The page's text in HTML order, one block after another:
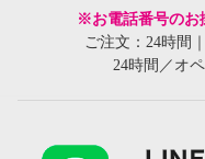
※お電話番号のお
ご注文：24時間
24時間／オ